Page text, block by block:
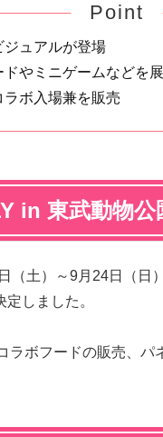
Point
ジュアルが登場
ドやミニゲームなどを
ラボ入場兼を販売
in 東武動物
（土）～9月24日（日
しました。
ラボフードの販売、パ